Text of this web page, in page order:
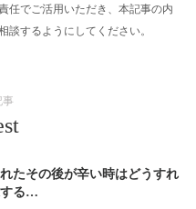
任でご活用いただき、本記事の内
談するようにしてください。
事
たその後が辛い時はどうすれ
する…